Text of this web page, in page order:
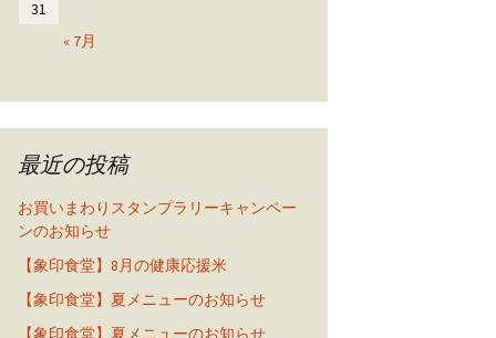
« 7月
31
最近の投稿
お買いまわりスタンプラリーキャンペー
ンのお知らせ
【象印食堂】8月の健康応援米
【象印食堂】夏メニューのお知らせ
【象印食堂】夏メニューのお知らせ